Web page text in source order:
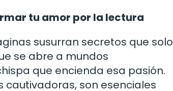
tu amor por la lectura
susurran secretos que solo
se abre a mundos
que encienda esa pasión.
cautivadoras, son esenciales